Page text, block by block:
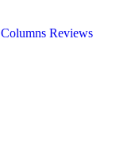
Columns Reviews